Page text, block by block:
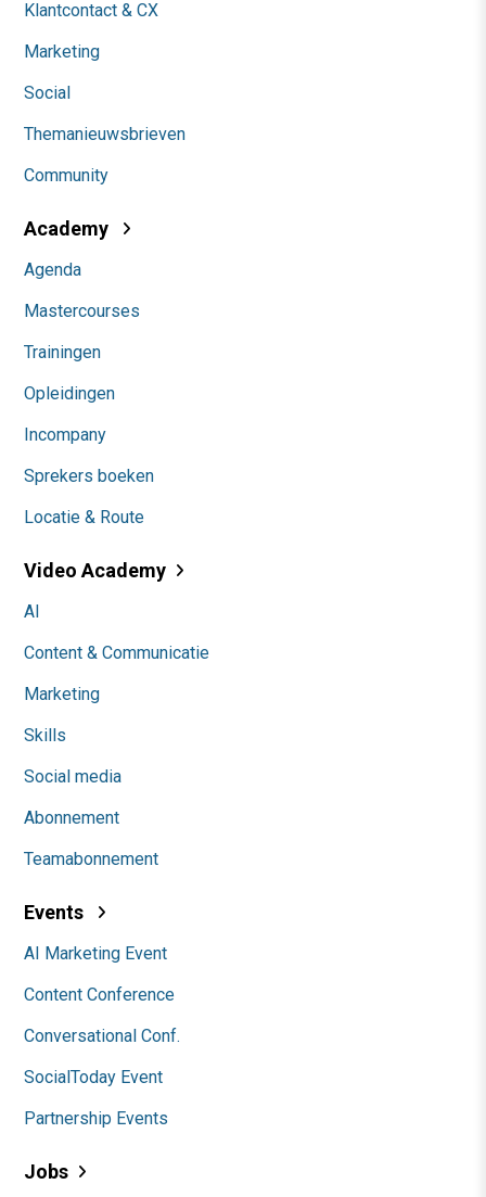
Klantcontact & CX
Marketing
Social
Themanieuwsbrieven
Community
Academy
Agenda
Mastercourses
Trainingen
Opleidingen
Incompany
Sprekers boeken
Locatie & Route
Video Academy
AI
Content & Communicatie
Marketing
Skills
Social media
Abonnement
Teamabonnement
Events
AI Marketing Event
Content Conference
Conversational Conf.
SocialToday Event
Partnership Events
Jobs